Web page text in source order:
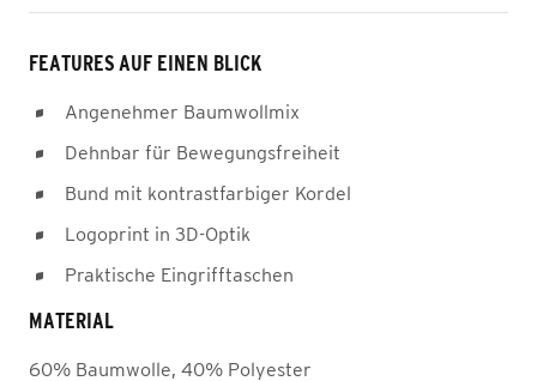
FEATURES AUF EINEN BLICK
Angenehmer Baumwollmix
Dehnbar für Bewegungsfreiheit
Bund mit kontrastfarbiger Kordel
Logoprint in 3D-Optik
Praktische Eingrifftaschen
MATERIAL
60% Baumwolle, 40% Polyester